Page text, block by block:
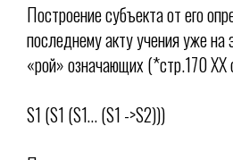
Построение субъекта от его
последнему акту учения уже на
«рой» означающих (*стр.170
S1 (S1 (S1… (S1 ->S2)))